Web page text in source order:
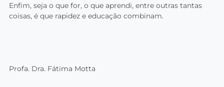
Enfim, seja o que for, o que aprendi, entre outras tantas
coisas, é que rapidez e educação combinam.
Profa. Dra. Fátima Motta